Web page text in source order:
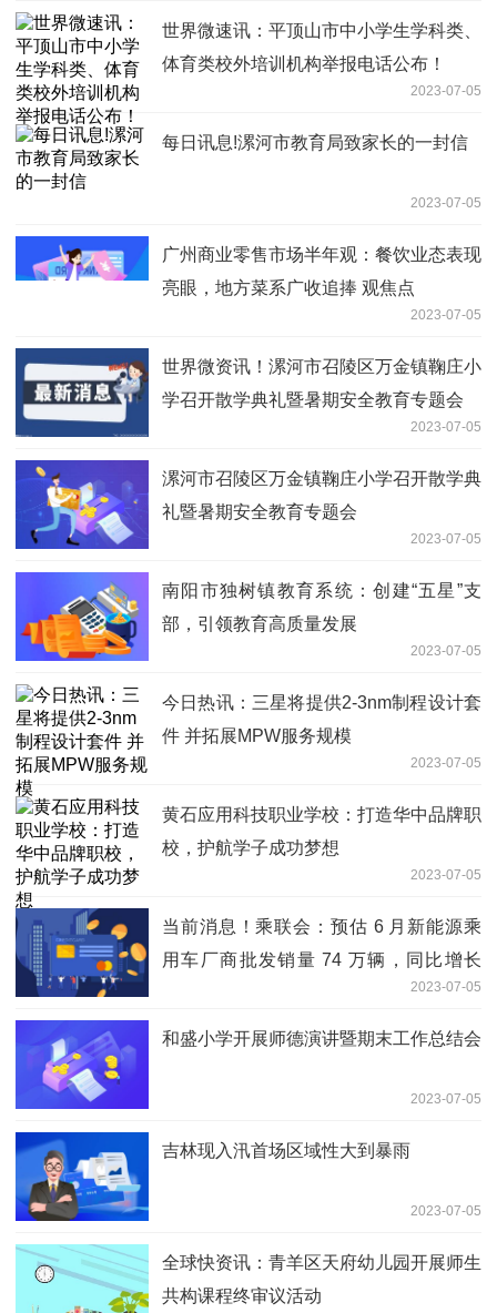
世界微速讯：平顶山市中小学生学科类、
体育类校外培训机构举报电话公布！
2023-07-05
每日讯息!漯河市教育局致家长的一封信
2023-07-05
广州商业零售市场半年观：餐饮业态表现
亮眼，地方菜系广收追捧 观焦点
2023-07-05
世界微资讯！漯河市召陵区万金镇鞠庄小
学召开散学典礼暨暑期安全教育专题会
2023-07-05
漯河市召陵区万金镇鞠庄小学召开散学典
礼暨暑期安全教育专题会
2023-07-05
南阳市独树镇教育系统：创建“五星”支
部，引领教育高质量发展
2023-07-05
今日热讯：三星将提供2-3nm制程设计套
件 并拓展MPW服务规模
2023-07-05
黄石应用科技职业学校：打造华中品牌职
校，护航学子成功梦想
2023-07-05
当前消息！乘联会：预估 6 月新能源乘
用车厂商批发销量 74 万辆，同比增长
2023-07-05
和盛小学开展师德演讲暨期末工作总结会
2023-07-05
吉林现入汛首场区域性大到暴雨
2023-07-05
全球快资讯：青羊区天府幼儿园开展师生
共构课程终审议活动